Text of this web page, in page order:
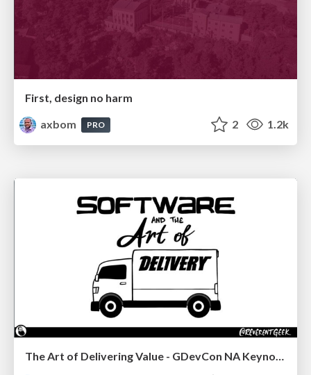
First, design no harm
axbom
PRO 2 1.2k
The Art of Delivering Value - GDevCon NA Keynote